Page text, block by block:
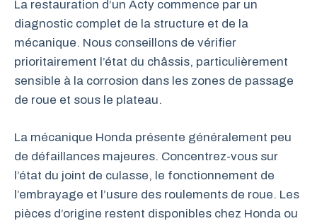
La restauration d’un Acty commence par un
diagnostic complet de la structure et de la
mécanique. Nous conseillons de vérifier
prioritairement l’état du châssis, particulièrement
sensible à la corrosion dans les zones de passage
de roue et sous le plateau.
La mécanique Honda présente généralement peu
de défaillances majeures. Concentrez-vous sur
l’état du joint de culasse, le fonctionnement de
l’embrayage et l’usure des roulements de roue. Les
pièces d’origine restent disponibles chez Honda ou